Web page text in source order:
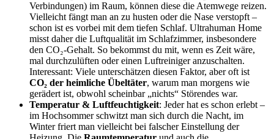
Verbindungen) im Raum, können diese die Atemwege reizen.
Vielleicht fängt man an zu husten oder die Nase verstopft –
schon ist es vorbei mit dem tiefen Schlaf. Ultrahuman Home
misst daher die Luftqualität im Schlafzimmer, insbesondere
den CO₂-Gehalt. So bekommst du mit, wenn es Zeit wäre,
mal durchzulüften oder einen Luftreiniger anzuschalten.
Interessant: Viele unterschätzen diesen Faktor, aber oft ist
CO₂ der heimliche Übeltäter, warum man morgens wie
gerädert ist, obwohl scheinbar „nichts“ Störendes war.
Temperatur & Luftfeuchtigkeit: Jeder hat es schon erlebt –
im Hochsommer schwitzt man sich durch die Nacht, im
Winter friert man vielleicht bei falscher Einstellung der